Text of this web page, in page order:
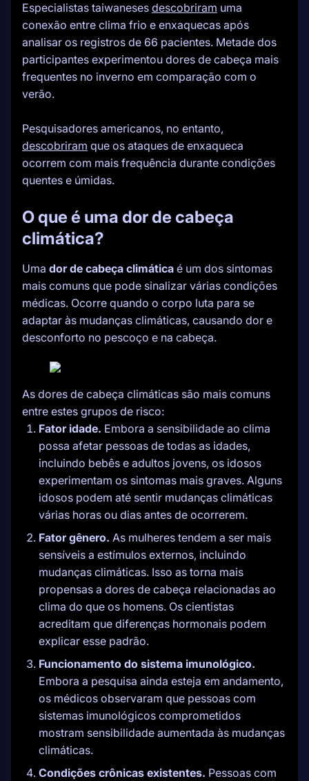
Especialistas taiwaneses descobriram uma
conexão entre clima frio e enxaquecas após
analisar os registros de 66 pacientes. Metade dos
participantes experimentou dores de cabeça mais
frequentes no inverno em comparação com o
verão.
Pesquisadores americanos, no entanto,
descobriram que os ataques de enxaqueca
ocorrem com mais frequência durante condições
quentes e úmidas.
O que é uma dor de cabeça
climática?
Uma dor de cabeça climática é um dos sintomas
mais comuns que pode sinalizar várias condições
médicas. Ocorre quando o corpo luta para se
adaptar às mudanças climáticas, causando dor e
desconforto no pescoço e na cabeça.
As dores de cabeça climáticas são mais comuns
entre estes grupos de risco:
Fator idade. Embora a sensibilidade ao clima
possa afetar pessoas de todas as idades,
incluindo bebês e adultos jovens, os idosos
experimentam os sintomas mais graves. Alguns
idosos podem até sentir mudanças climáticas
várias horas ou dias antes de ocorrerem.
Fator gênero. As mulheres tendem a ser mais
sensíveis a estímulos externos, incluindo
mudanças climáticas. Isso as torna mais
propensas a dores de cabeça relacionadas ao
clima do que os homens. Os cientistas
acreditam que diferenças hormonais podem
explicar esse padrão.
Funcionamento do sistema imunológico.
Embora a pesquisa ainda esteja em andamento,
os médicos observaram que pessoas com
sistemas imunológicos comprometidos
mostram sensibilidade aumentada às mudanças
climáticas.
Condições crônicas existentes. Pessoas com